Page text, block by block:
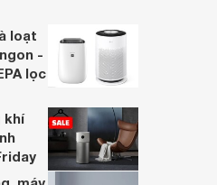
loạt
-
lọc
khí